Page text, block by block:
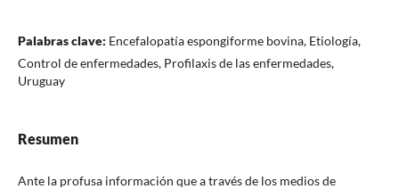
Palabras clave: Encefalopatía espongiforme bovina, Etiología,
Control de enfermedades, Profilaxis de las enfermedades,
Uruguay
Resumen
Ante la profusa información que a través de los medios de